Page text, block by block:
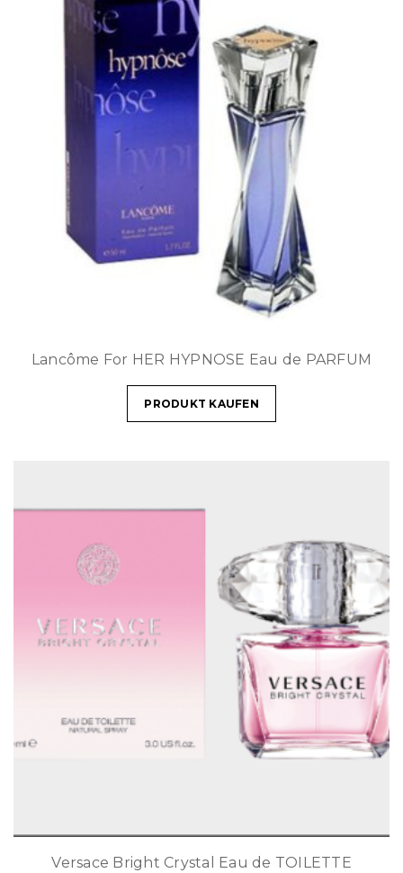
Lancôme For HER HYPNOSE Eau de PARFUM
PRODUKT KAUFEN
Versace Bright Crystal Eau de TOILETTE